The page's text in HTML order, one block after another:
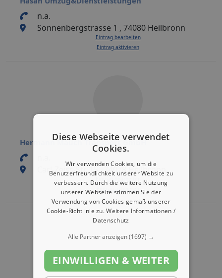
n.a.
Sonnenbergstrasse 1 , 74080 Heilbronn
Eintrag bearbeiten
Eintrag aktivieren
Hermann Mauch Transport GmbH
Carl-Zeiss-Str. 15 , 74078 Heilbronn
Eintrag aktivieren
Diese Webseite verwendet
Cookies.
Wir verwenden Cookies, um die
Benutzerfreundlichkeit unserer Website zu
verbessern. Durch die weitere Nutzung
unserer Webseite stimmen Sie der
Verwendung von Cookies gemäß unserer
Cookie-Richtlinie zu.Weitere Informationen /
Datenschutz
Alle Partner anzeigen(1697) →
EINWILLIGEN & WEITER